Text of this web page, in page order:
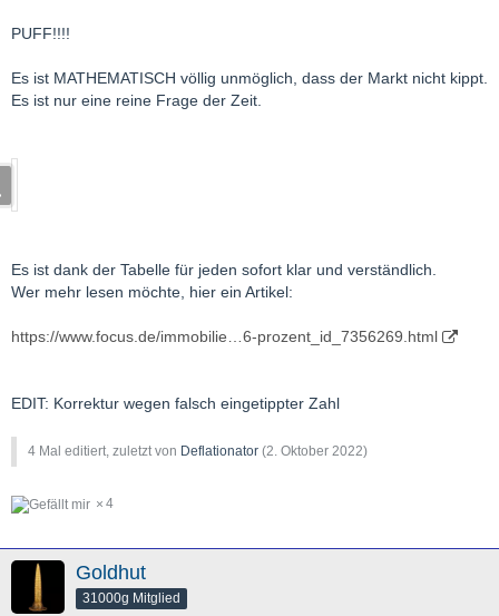
PUFF!!!!
Es ist MATHEMATISCH völlig unmöglich, dass der Markt nicht kippt.
Es ist nur eine reine Frage der Zeit.
Es ist dank der Tabelle für jeden sofort klar und verständlich.
Wer mehr lesen möchte, hier ein Artikel:
https://www.focus.de/immobilie…6-prozent_id_7356269.html
EDIT: Korrektur wegen falsch eingetippter Zahl
4 Mal editiert, zuletzt von Deflationator (2. Oktober 2022)
4
Goldhut
31000g Mitglied